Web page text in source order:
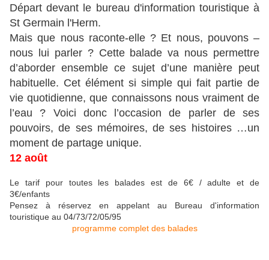
Départ devant le bureau d'information touristique à
St Germain l'Herm.
Mais que nous raconte-elle ? Et nous, pouvons –
nous lui parler ? Cette balade va nous permettre
d’aborder ensemble ce sujet d’une manière peut
habituelle. Cet élément si simple qui fait partie de
vie quotidienne, que connaissons nous vraiment de
l’eau ? Voici donc l’occasion de parler de ses
pouvoirs, de ses mémoires, de ses histoires …un
moment de partage unique.
12 août
Le tarif pour toutes les balades est de 6€ / adulte et de
3€/enfants
Pensez à réservez en appelant au Bureau d'information
touristique au 04/73/72/05/95
programme complet des balades